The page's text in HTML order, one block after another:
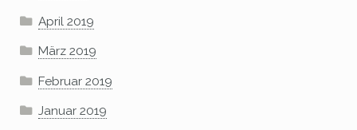
April 2019
März 2019
Februar 2019
Januar 2019